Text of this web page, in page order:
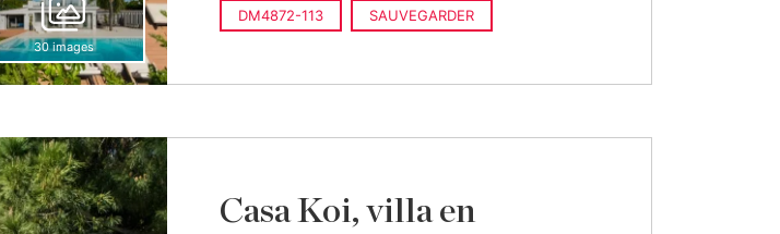
30 images
DM4872-113 SAUVEGARDER
Casa Koi, villa en